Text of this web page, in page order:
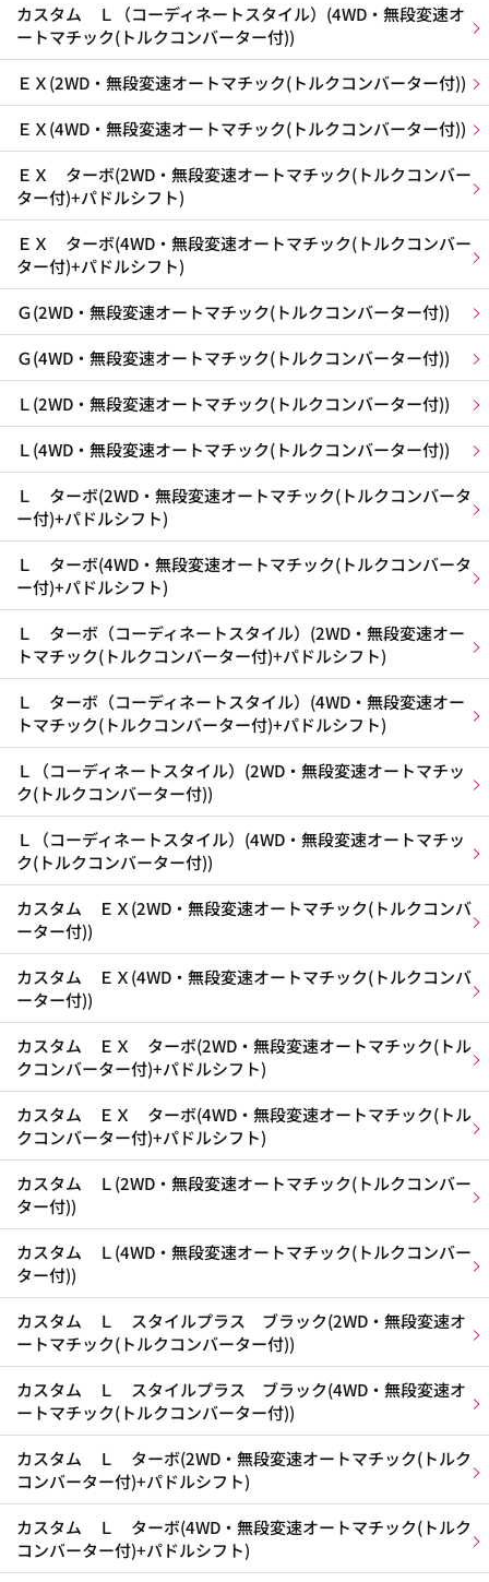
カスタム Ｌ（コーディネートスタイル）(4WD・無段変速オ
ートマチック(トルクコンバーター付))
ＥＸ(2WD・無段変速オートマチック(トルクコンバーター付))
ＥＸ(4WD・無段変速オートマチック(トルクコンバーター付))
ＥＸ ターボ(2WD・無段変速オートマチック(トルクコンバー
ター付)+パドルシフト)
ＥＸ ターボ(4WD・無段変速オートマチック(トルクコンバー
ター付)+パドルシフト)
Ｇ(2WD・無段変速オートマチック(トルクコンバーター付))
Ｇ(4WD・無段変速オートマチック(トルクコンバーター付))
Ｌ(2WD・無段変速オートマチック(トルクコンバーター付))
Ｌ(4WD・無段変速オートマチック(トルクコンバーター付))
Ｌ ターボ(2WD・無段変速オートマチック(トルクコンバータ
ー付)+パドルシフト)
Ｌ ターボ(4WD・無段変速オートマチック(トルクコンバータ
ー付)+パドルシフト)
Ｌ ターボ（コーディネートスタイル）(2WD・無段変速オー
トマチック(トルクコンバーター付)+パドルシフト)
Ｌ ターボ（コーディネートスタイル）(4WD・無段変速オー
トマチック(トルクコンバーター付)+パドルシフト)
Ｌ（コーディネートスタイル）(2WD・無段変速オートマチッ
ク(トルクコンバーター付))
Ｌ（コーディネートスタイル）(4WD・無段変速オートマチッ
ク(トルクコンバーター付))
カスタム ＥＸ(2WD・無段変速オートマチック(トルクコンバ
ーター付))
カスタム ＥＸ(4WD・無段変速オートマチック(トルクコンバ
ーター付))
カスタム ＥＸ ターボ(2WD・無段変速オートマチック(トル
クコンバーター付)+パドルシフト)
カスタム ＥＸ ターボ(4WD・無段変速オートマチック(トル
クコンバーター付)+パドルシフト)
カスタム Ｌ(2WD・無段変速オートマチック(トルクコンバー
ター付))
カスタム Ｌ(4WD・無段変速オートマチック(トルクコンバー
ター付))
カスタム Ｌ スタイルプラス ブラック(2WD・無段変速オ
ートマチック(トルクコンバーター付))
カスタム Ｌ スタイルプラス ブラック(4WD・無段変速オ
ートマチック(トルクコンバーター付))
カスタム Ｌ ターボ(2WD・無段変速オートマチック(トルク
コンバーター付)+パドルシフト)
カスタム Ｌ ターボ(4WD・無段変速オートマチック(トルク
コンバーター付)+パドルシフト)